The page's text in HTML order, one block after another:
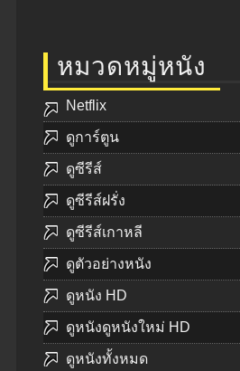
หมวดหมู่หนัง
Netflix
ดูการ์ตูน
ดูซีรีส์
ดูซีรีส์ฝรั่ง
ดูซีรีส์เกาหลี
ดูตัวอย่างหนัง
ดูหนัง HD
ดูหนังดูหนังใหม่ HD
ดูหนังทั้งหมด